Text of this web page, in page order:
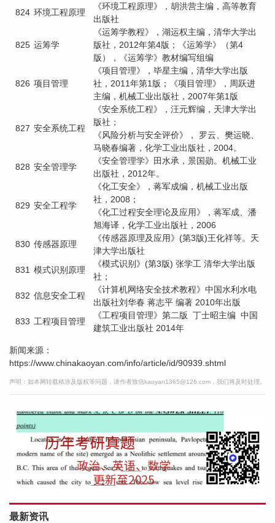
824 环境工程原理
《环境工程原理》，胡洪营主编，高等教育
出版社
825 运筹学
《运筹学教程》，湖运权主编，清华大学出
版社，2012年第4版；《运筹学》（第4
版），《运筹学》教材编写组编
826 项目管理
《项目管理》，毕星主编，清华大学出版
社，2011年第1版；《项目管理》，周跃进
主编，机械工业出版社，2007年第1版
827 安全系统工程
《安全系统工程》，汪元辉编，天津大学出
版社；
《风险分析与安全评价》， 罗云、樊运晓、
马晓春编著，化学工业出版社，2004。
828 安全管理学
《安全管理学》田水承，景国勋。机械工业
出版社，2012年。
829 安全工程学
《化工安全》，蒋军成编，机械工业出版
社，2008；
《化工过程安全理论及应用》，蒋军成、潘
旭海译，化学工业出版社，2006
830 传感器原理
《传感器原理及应用》(第3版)王化祥等。天
津大学出版社
831 模式识别原理
《模式识别》(第3版) 张学工 清华大学出版
社；
832 信息安全工程
《计算机网络安全技术教程》中国水利水电
出版社刘华春 蒋志平 编著 2010年出版
833 工程项目管理
《工程项目管理》第二版 丁士昭主编 中国
建筑工业出版社 2014年
新闻来源：
https://www.chinakaoyan.com/info/article/id/90939.shtml
声明：如本网转载稿涉及版权等问题，请作者致信kaoyan1365@126.com，我们将及时处理。
最新资讯